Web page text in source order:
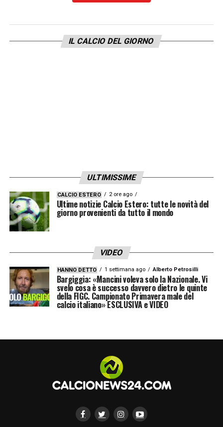
BARCELLONA (4-2-3-1)
Courtois
Valverde, Asencio, Huijsen, Carreras
Guler
Rodrygo, Vinicius
Allenatore:Xabi Alonso
LA PLAYLIST DELLE NOSTRE TOP NEWS
IL CALCIO DEL GIORNO
ULTIMISSIME
CALCIO ESTERO 2 ore ago
Ultime notizie Calcio Estero: tutte le novità del
giorno provenienti da tutto il mondo
VIDEO
HANNO DETTO 1 settimana ago Alberto Petrosilli
Bargiggia: «Mancini voleva solo la Nazionale. Vi
svelo cosa è successo davvero dietro le quinte
della FIGC. Campionato Primavera male del
calcio italiano» ESCLUSIVA e VIDEO